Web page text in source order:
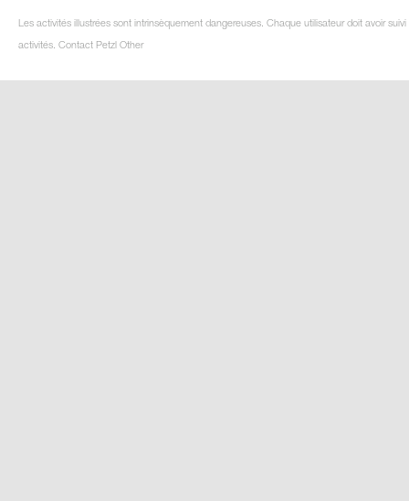
Les activités illustrées sont intrinsèquement dangereuses. Chaque utilisateur doit avoir
activités. Contact Petzl Other